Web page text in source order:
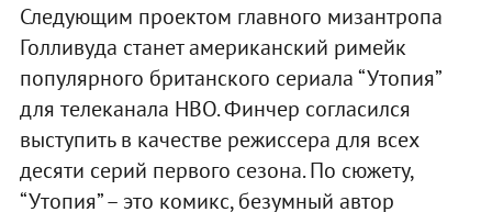
Следующим проектом главного мизантропа
Голливуда станет американский римейк
популярного британского сериала “Утопия”
для телеканала HBO. Финчер согласился
выступить в качестве режиссера для всех
десяти серий первого сезона. По сюжету,
“Утопия” – это комикс, безумный автор